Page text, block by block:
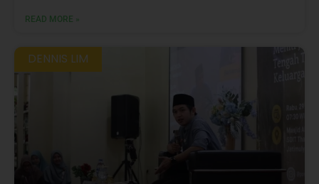
READ MORE »
DENNIS LIM